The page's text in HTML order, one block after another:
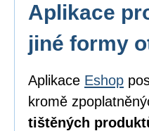
Aplikace
jiné formy
Aplikace Eshop
kromě
tištěných